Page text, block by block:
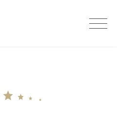
Garni Zum Wilden